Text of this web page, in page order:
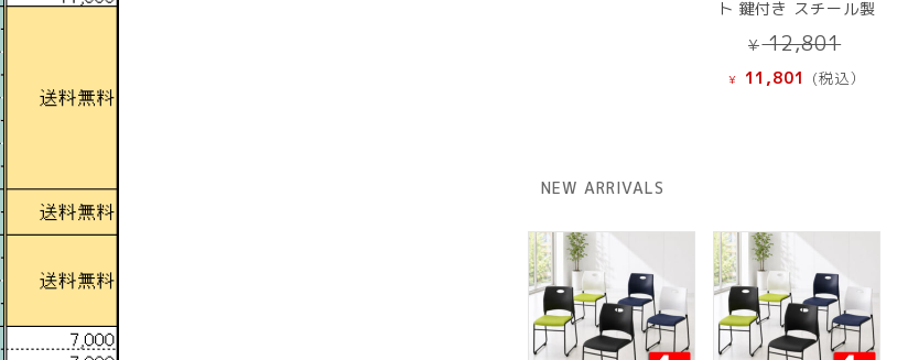
ト 鍵付き スチール製
¥12,801
の
価
¥ 11,801 現
で
す。
(税込）
NEW ARRIVALS